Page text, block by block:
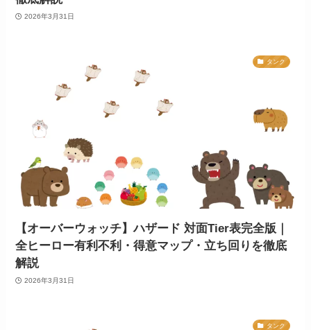
2026年3月31日
タンク
【オーバーウォッチ】ハザード 対面Tier表完全版｜
全ヒーロー有利不利・得意マップ・立ち回りを徹底
解説
2026年3月31日
タンク